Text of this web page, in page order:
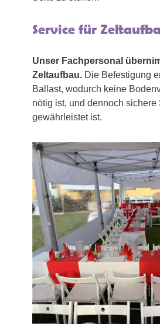
Service für
Unser Fachpersonal
Zeltaufbau. Die Befestigung
Ballast, wodurch keine
nötig ist, und dennoch sichere
gewährleistet ist.